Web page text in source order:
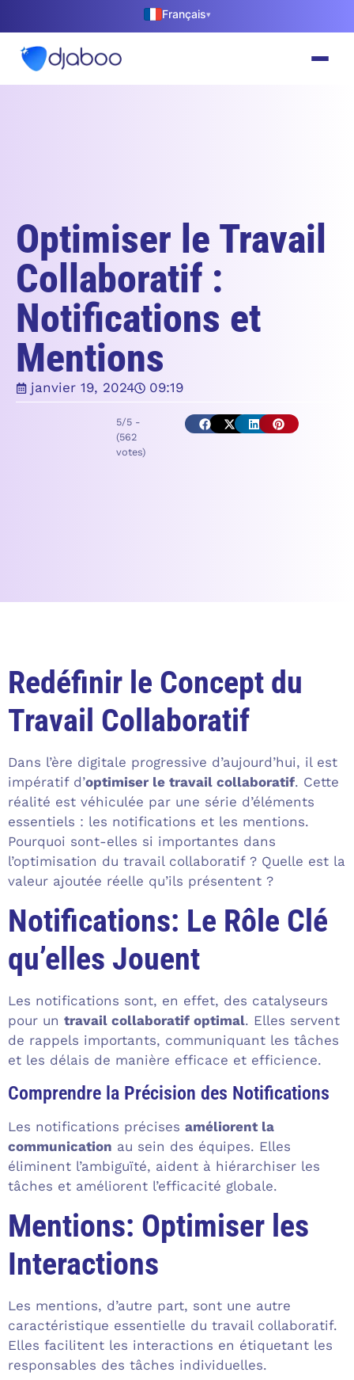
Français▾
Optimiser le Travail
Collaboratif :
Notifications et
Mentions
janvier 19, 2024 09:19
5/5 -
(562
votes)
Redéfinir le Concept du
Travail Collaboratif
Dans l’ère digitale progressive d’aujourd’hui, il est
impératif d’optimiser le travail collaboratif. Cette
réalité est véhiculée par une série d’éléments
essentiels : les notifications et les mentions.
Pourquoi sont-elles si importantes dans
l’optimisation du travail collaboratif ? Quelle est la
valeur ajoutée réelle qu’ils présentent ?
Notifications: Le Rôle Clé
qu’elles Jouent
Les notifications sont, en effet, des catalyseurs
pour un travail collaboratif optimal. Elles servent
de rappels importants, communiquant les tâches
et les délais de manière efficace et efficience.
Comprendre la Précision des Notifications
Les notifications précises améliorent la
communication au sein des équipes. Elles
éliminent l’ambiguïté, aident à hiérarchiser les
tâches et améliorent l’efficacité globale.
Mentions: Optimiser les
Interactions
Les mentions, d’autre part, sont une autre
caractéristique essentielle du travail collaboratif.
Elles facilitent les interactions en étiquetant les
responsables des tâches individuelles.